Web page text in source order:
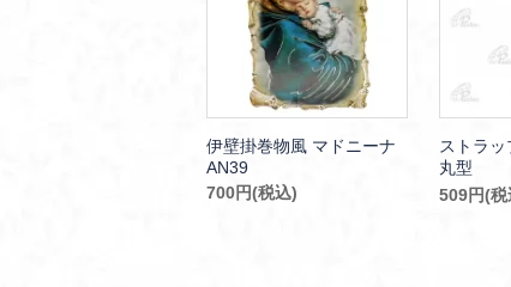
伊壁掛巻物風 マドニーナ
AN39
700円(税込)
ストラ
丸型
509円(税